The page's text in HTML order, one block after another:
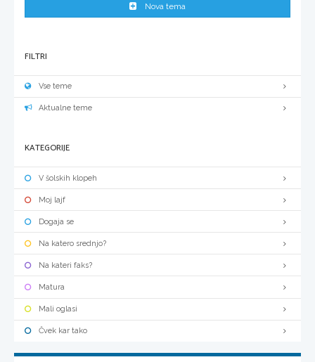
Nova tema
FILTRI
Vse teme
Aktualne teme
KATEGORIJE
V šolskih klopeh
Moj lajf
Dogaja se
Na katero srednjo?
Na kateri faks?
Matura
Mali oglasi
Čvek kar tako